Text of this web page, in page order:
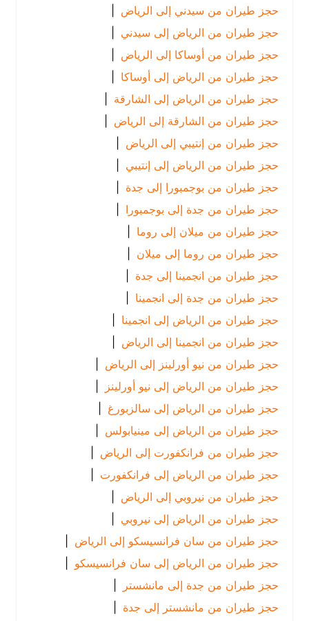
حجز طيران من سيدني إلى الرياض
|
حجز طيران من الرياض إلى سيدني |
حجز طيران من أوساكا إلى الرياض
|
حجز طيران من الرياض إلى أوساكا |
حجز طيران من الرياض إلى الشارقة |
حجز طيران من الشارقة إلى الرياض
|
حجز طيران من إنتيبي إلى الرياض
|
حجز طيران من الرياض إلى إنتيبي |
حجز طيران من بوجمبورا إلى جدة
حجز طيران من جدة إلى بوجمبورا |
حجز طيران من ميلان إلى روما
|
حجز طيران من روما إلى ميلان |
حجز طيران من انجمينا إلى جدة
حجز طيران من جدة إلى انجمينا |
حجز طيران من الرياض إلى انجمينا |
حجز طيران من انجمينا إلى الرياض
|
حجز طيران من نيو أورلينز إلى الرياض
|
حجز طيران من الرياض إلى نيو أورلينز |
حجز طيران من الرياض إلى سالزبورغ |
حجز طيران من الرياض إلى مينيابولس |
حجز طيران من فرانكفورت إلى الرياض
|
حجز طيران من الرياض إلى فرانكفورت |
حجز طيران من نيروبي إلى الرياض
|
حجز طيران من الرياض إلى نيروبي |
حجز طيران من سان فرانسيسكو إلى الرياض
|
حجز طيران من الرياض إلى سان فرانسيسكو |
حجز طيران من جدة إلى مانشستر |
حجز طيران من مانشستر إلى جدة